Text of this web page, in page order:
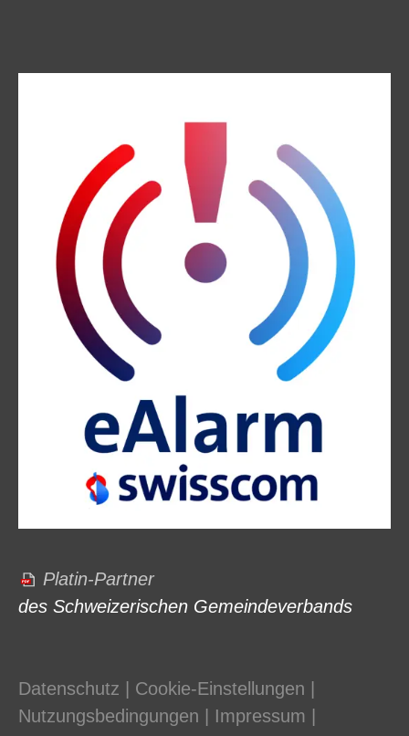
Platin-Partner
des Schweizerischen Gemeindeverbands
Datenschutz Cookie-Einstellungen
Nutzungsbedingungen
Impressum